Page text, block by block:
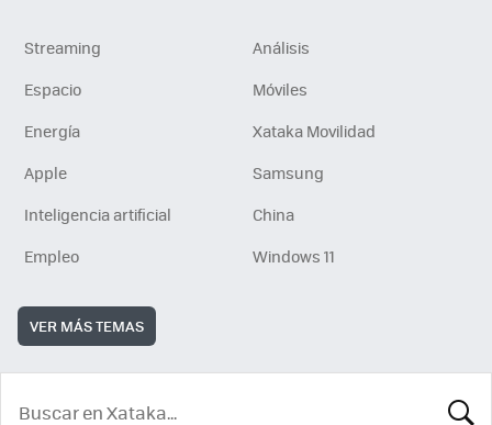
Streaming
Análisis
Espacio
Móviles
Energía
Xataka Movilidad
Apple
Samsung
Inteligencia artificial
China
Empleo
Windows 11
VER MÁS TEMAS